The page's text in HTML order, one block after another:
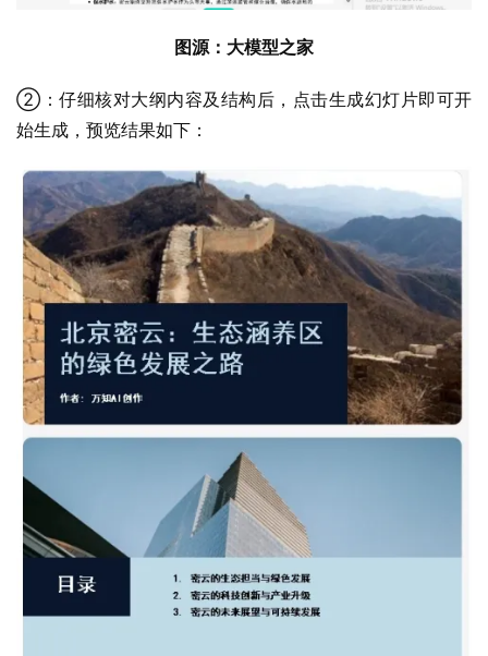
图源：大模型之家
②：仔细核对大纲内容及结构后，点击生成幻灯片即可开
始生成，预览结果如下：